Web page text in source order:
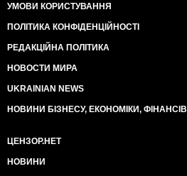
УМОВИ КОРИСТУВАННЯ
ПОЛІТИКА КОНФІДЕНЦІЙНОСТІ
РЕДАКЦІЙНА ПОЛІТИКА
НОВОСТИ МИРА
UKRAINIAN NEWS
НОВИНИ БІЗНЕСУ, ЕКОНОМІКИ, ФІНАНСІВ
ЦЕНЗОР.НЕТ
НОВИНИ